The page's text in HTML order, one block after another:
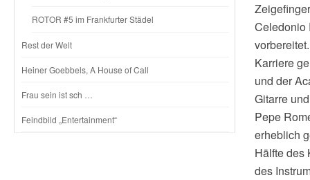
ROTOR #5 im Frankfurter Städel
Rest der Welt
Heiner Goebbels, A House of Call
Frau sein ist sch …
Feindbild „Entertainment“
Celedonio
Karriere
und der
Gitarre
Pepe
erheblich
Hälfte des
des